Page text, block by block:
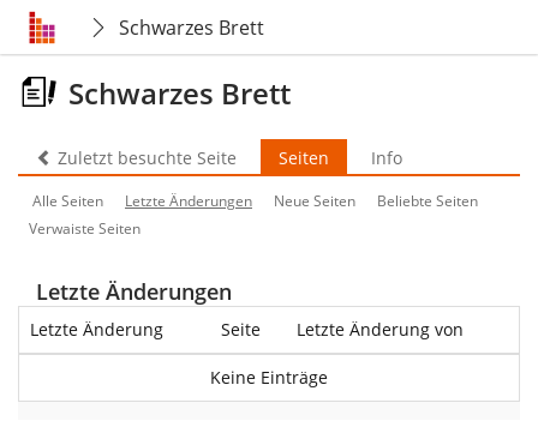
Schwarzes Brett
Schwarzes Brett
Zuletzt besuchte Seite Seiten Info
Alle Seiten Letzte Änderungen Neue Seiten
Beliebte Seiten
Verwaiste Seiten
Letzte Änderungen
Letzte Änderung Seite Letzte Änderung von
Keine Einträge